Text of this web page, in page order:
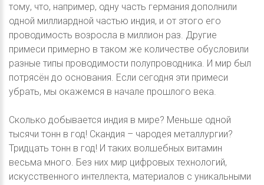
тому, что, например, одну часть германия дополнили
одной миллиардной частью индия, и от этого его
проводимость возросла в миллион раз. Другие
примеси примерно в таком же количестве обусловили
разные типы проводимости полупроводника. И мир был
потрясён до основания. Если сегодня эти примеси
убрать, мы окажемся в начале прошлого века.
Сколько добывается индия в мире? Меньше одной
тысячи тонн в год! Скандия – чародея металлургии?
Тридцать тонн в год! И таких волшебных витамин
весьма много. Без них мир цифровых технологий,
искусственного интеллекта, материалов с уникальными